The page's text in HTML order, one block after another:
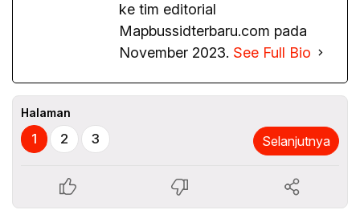
ke tim editorial
Mapbussidterbaru.com pada
November 2023. See Full Bio
Halaman
1 2 3 Selanjutnya